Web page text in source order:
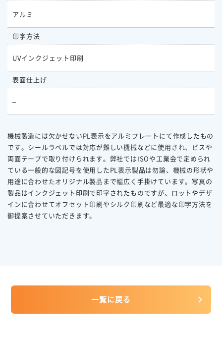
アルミ
印字方法
UVインクジェット印刷
表面仕上げ
–
機械製造には欠かせないPL表示をアルミプレートにて作成したもの
です。シールラベルでは対応が難しい機械などに使用され、ビスや
両面テープで取り付けられます。弊社ではISOや工業会で定められ
ている一般的な図記号を使用したPL表示製品は勿論、機械の形状や
用途に合わせたオリジナル製品まで幅広く手掛けています。写真の
製品はインクジェット印刷で印字されたものですが、ロットやデザ
インに合わせてオフセット印刷やシルク印刷など最適な印字方法を
御提案させていただきます。
一覧に戻る